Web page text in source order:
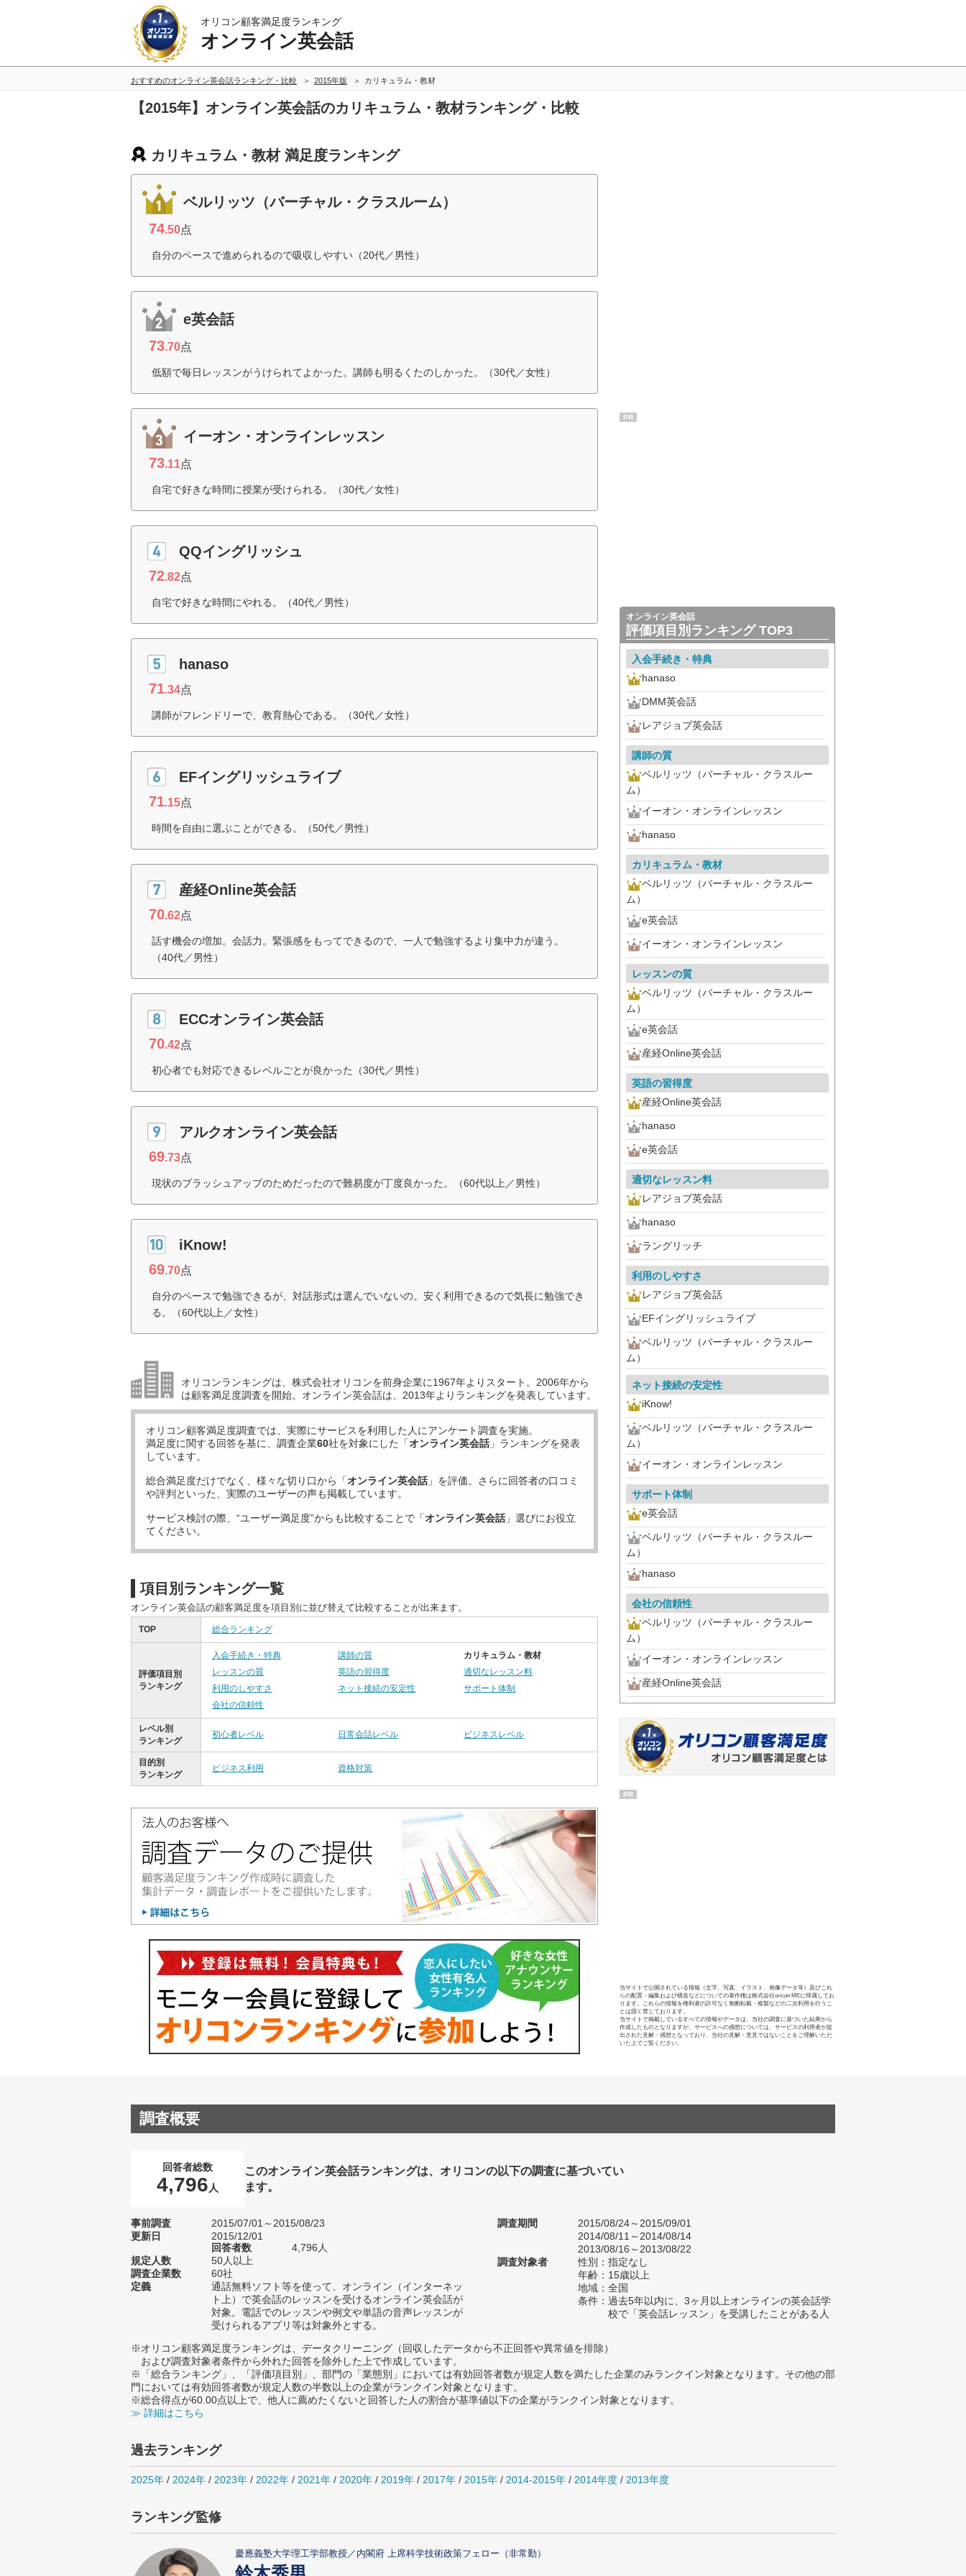
オリコン顧客満足度ランキング
オンライン英会話
おすすめのオンライン英会話ランキング・比較 2015年版 カリキュラム・教材
【2015年】オンライン英会話のカリキュラム・教材ランキング・比較
カリキュラム・教材 満足度ランキング
ベルリッツ（バーチャル・クラスルーム）
74.50点
自分のペースで進められるので吸収しやすい（20代／男性）
e英会話
73.70点
低額で毎日レッスンがうけられてよかった。講師も明るくたのしかった。（30代／女性）
イーオン・オンラインレッスン
73.11点
自宅で好きな時間に授業が受けられる。（30代／女性）
QQイングリッシュ
72.82点
自宅で好きな時間にやれる。（40代／男性）
hanaso
71.34点
講師がフレンドリーで、教育熱心である。（30代／女性）
EFイングリッシュライブ
71.15点
時間を自由に選ぶことができる。（50代／男性）
産経Online英会話
70.62点
話す機会の増加。会話力。緊張感をもってできるので、一人で勉強するより集中力が違う。
（40代／男性）
ECCオンライン英会話
70.42点
初心者でも対応できるレベルごとが良かった（30代／男性）
アルクオンライン英会話
69.73点
現状のブラッシュアップのためだったので難易度が丁度良かった。（60代以上／男性）
iKnow!
69.70点
自分のペースで勉強できるが、対話形式は選んでいないの。安く利用できるので気長に勉強でき
る。（60代以上／女性）
オリコンランキングは、株式会社オリコンを前身企業に1967年よりスタート。2006年から
は顧客満足度調査を開始。オンライン英会話は、2013年よりランキングを発表しています。
オリコン顧客満足度調査では、実際にサービスを利用した 人にアンケート調査を実施。
満足度に関する回答を基に、調査企業60社を対象にした「オンライン英会話」ランキングを発表
しています。
総合満足度だけでなく、様々な切り口から「オンライン英会話」を評価。さらに回答者の口コミ
や評判といった、実際のユーザーの声も掲載しています。
サービス検討の際、“ユーザー満足度”からも比較することで「オンライン英会話」選びにお役立
てください。
項目別ランキング一覧
オンライン英会話の顧客満足度を項目別に並び替えて比較することが出来ます。
TOP 総合ランキング
評価項目別
ランキング
入会手続き・特典 講師の質
カリキュラム・教材
レッスンの質
英語の習得度
適切なレッスン料
利用のしやすさ
ネット接続の安定性
サポート体制
会社の信頼性
レベル別
ランキング
初心者レベル 日常会話レベル ビジネスレベル
目的別
ランキング
ビジネス利用 資格対策
PR
オンライン英会話
評価項目別ランキング TOP3
入会手続き・特典
hanaso
DMM英会話
レアジョブ英会話
講師の質
ベルリッツ（バーチャル・クラスルー
ム）
イーオン・オンラインレッスン
hanaso
カリキュラム・教材
ベルリッツ（バーチャル・クラスルー
ム）
e英会話
イーオン・オンラインレッスン
レッスンの質
ベルリッツ（バーチャル・クラスルー
ム）
e英会話
産経Online英会話
英語の習得度
産経Online英会話
hanaso
e英会話
適切なレッスン料
レアジョブ英会話
hanaso
ラングリッチ
利用のしやすさ
レアジョブ英会話
EFイングリッシュライブ
ベルリッツ（バーチャル・クラスルー
ム）
ネット接続の安定性
iKnow!
ベルリッツ（バーチャル・クラスルー
ム）
イーオン・オンラインレッスン
サポート体制
e英会話
ベルリッツ（バーチャル・クラスルー
ム）
hanaso
会社の信頼性
ベルリッツ（バーチャル・クラスルー
ム）
イーオン・オンラインレッスン
産経Online英会話
PR
当サイトで公開されている情報（文字、写真、イラスト、画像データ等）及びこれ
らの配置・編集および構造などについての著作権は株式会社oricon MEに帰属してお
ります。これらの情報を権利者の許可なく無断転載・複製などの二次利用を行うこ
とは固く禁じております。
当サイトで掲載しているすべての情報やデータは、当社の調査に基づいた結果から
作成したものとなりますが、サービスへの感想については、サービスの利用者が提
出された見解・感想となっており、当社の見解・意見ではないことをご理解いただ
いた上でご覧ください。
調査概要
回答者総数
4,796 人
このオンライン英会話ランキングは、オリコンの以下の調査に基づいてい
ます。
事前調査
2015/07/01～2015/08/23
更新日
2015/12/01
回答者数
4,796人
規定人数
50人以上
調査企業数
60社
定義
通話無料ソフト等を使って、オンライン（インターネッ
ト上）で英会話のレッスンを受けるオンライン英会話が
対象。電話でのレッスンや例文や単語の音声レッスンが
受けられるアプリ等は対象外とする。
調査期間
2015/08/24～2015/09/01
2014/08/11～2014/08/14
2013/08/16～2013/08/22
調査対象者
性別：指定なし
年齢：15歳以上
地域：全国
条件：過去5年以内に、3ヶ月以上オンラインの英会話学
校で「英会話レッスン」を受講したことがある人
※オリコン顧客満足度ランキングは、データクリーニング（回収したデータから不正回答や異常値を排除）
および調査対象者条件から外れた回答を除外した上で作成しています。
※「総合ランキング」、「評価項目別」、部門の「業態別」においては有効回答者数が規定人数を満たした企業のみランクイン対象となります。その他の部
門においては有効回答者数が規定人数の半数以上の企業がランクイン対象となります。
※総合得点が60.00点以上で、他人に薦めたくないと回答した人の割合が基準値以下の企業がランクイン対象となります。
≫ 詳細はこちら
過去ランキング
2025年 / 2024年 / 2023年 / 2022年 / 2021年 / 2020年 / 2019年 / 2017年 / 2015年 / 2014-2015年 / 2014年度 / 2013年度
ランキング監修
慶應義塾大学理工学部教授／内閣府 上席科学技術政策フェロー（非常勤）